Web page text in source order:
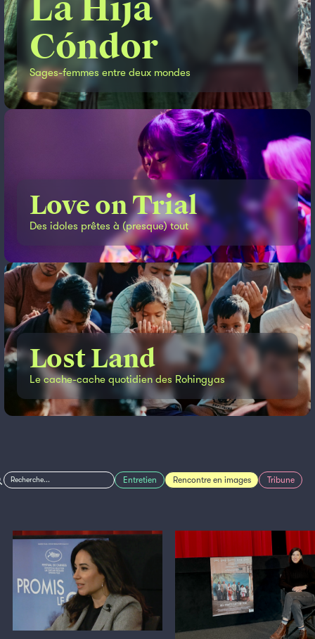
La Hija
Cóndor
Sages-femmes entre deux mondes
Love on Trial
Des idoles prêtes à (presque) tout
Lost Land
Le cache-cache quotidien des Rohingyas
Recherche... Entretien Rencontre en images Tribune